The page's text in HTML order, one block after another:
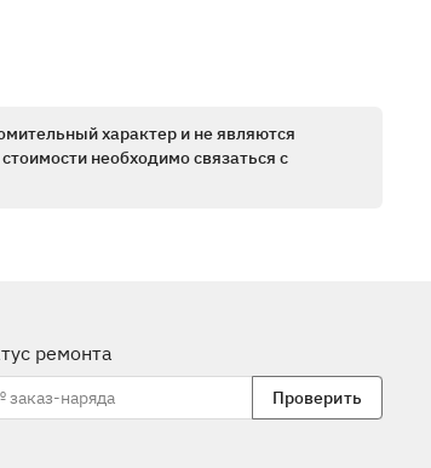
характер и не являются
необходимо связаться с
ремонта
Проверить